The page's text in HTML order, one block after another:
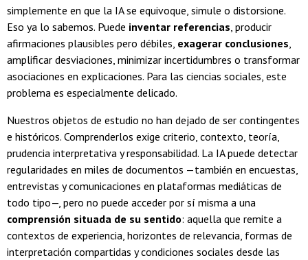
simplemente en que la IA se equivoque, simule o distorsione.
Eso ya lo sabemos. Puede inventar referencias, producir
afirmaciones plausibles pero débiles, exagerar conclusiones,
amplificar desviaciones, minimizar incertidumbres o transformar
asociaciones en explicaciones. Para las ciencias sociales, este
problema es especialmente delicado.
Nuestros objetos de estudio no han dejado de ser contingentes
e históricos. Comprenderlos exige criterio, contexto, teoría,
prudencia interpretativa y responsabilidad. La IA puede detectar
regularidades en miles de documentos —también en encuestas,
entrevistas y comunicaciones en plataformas mediáticas de
todo tipo—, pero no puede acceder por sí misma a una
comprensión situada de su sentido: aquella que remite a
contextos de experiencia, horizontes de relevancia, formas de
interpretación compartidas y condiciones sociales desde las